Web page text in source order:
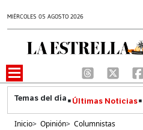
MIÉRCOLES 05 AGOSTO 2026
Últimas Noticias
Inicio> Opinión> Columnistas